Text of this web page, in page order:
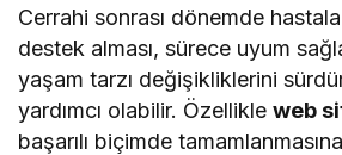
Cerrahi sonrası dönemde
destek alması, sürece uyum
yaşam tarzı değişikliklerini
yardımcı olabilir. Özellikleweb
başarılı biçimde